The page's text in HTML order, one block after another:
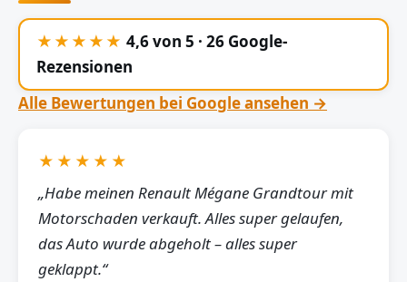
★★★★★ 4,6 von 5 · 26 Google-
Rezensionen
Alle Bewertungen bei Google ansehen →
★★★★★
„Habe meinen Renault Mégane Grandtour mit
Motorschaden verkauft. Alles super gelaufen,
das Auto wurde abgeholt – alles super
geklappt.“